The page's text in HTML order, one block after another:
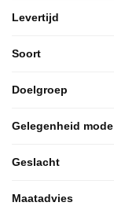
Levertijd
Soort
Doelgroep
Gelegenheid mode
Geslacht
Maatadvies